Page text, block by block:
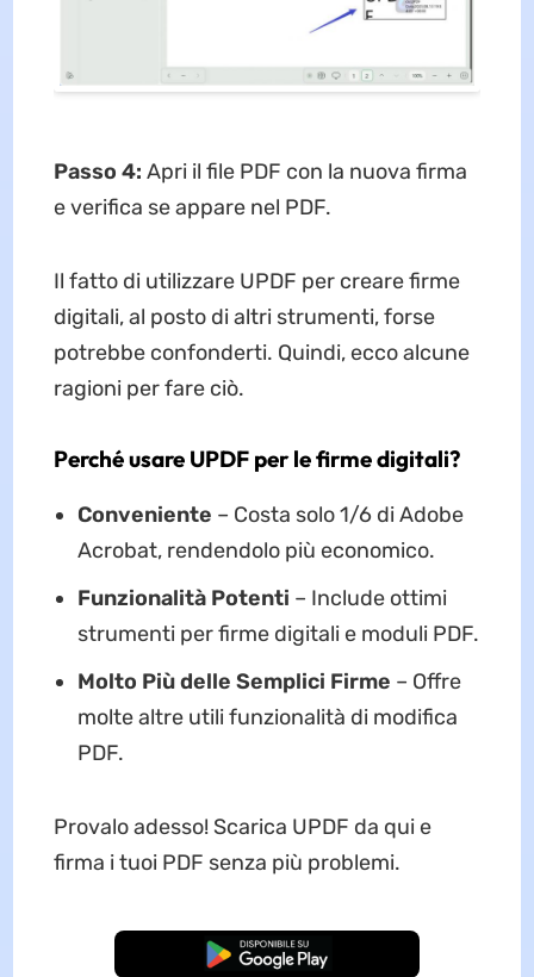
Passo 4: Apri il file PDF con la nuova firma
e verifica se appare nel PDF.
Il fatto di utilizzare UPDF per creare firme
digitali, al posto di altri strumenti, forse
potrebbe confonderti. Quindi, ecco alcune
ragioni per fare ciò.
Perché usare UPDF per le firme digitali?
Conveniente – Costa solo 1/6 di Adobe
Acrobat, rendendolo più economico.
Funzionalità Potenti – Include ottimi
strumenti per firme digitali e moduli PDF.
Molto Più delle Semplici Firme – Offre
molte altre utili funzionalità di modifica
PDF.
Provalo adesso! Scarica UPDF da qui e
firma i tuoi PDF senza più problemi.
Download Gratis